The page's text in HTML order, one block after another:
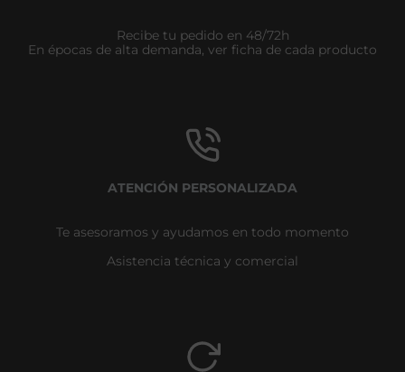
Recibe tu pedido en 48/72h
En épocas de alta demanda, ver ficha de cada producto
ATENCIÓN PERSONALIZADA
Te asesoramos y ayudamos en todo momento
Asistencia técnica y comercial